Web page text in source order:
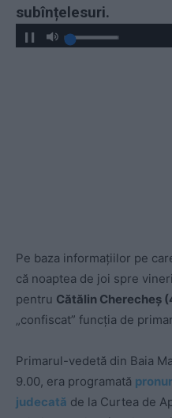
subînțelesuri.
Pe baza informațiilor pe
că noaptea de joi spre
pentru Cătălin Cherecheș
„confiscat” funcția de
Primarul-vedetă din Baia
9.00, era programată
judecată de la Curtea de